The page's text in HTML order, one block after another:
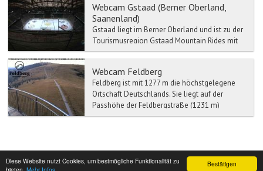
Bestätigen
Diese Website nutzt Cookies, um bestmögliche Funktionalität zu
Webcam Gstaad (Berner Oberland,
Saanenland)
Gstaad liegt im Berner Oberland und ist zu der
Tourismusregion Gstaad Mountain Rides mit
Zweisimmen, Saanen, Schönried etc.
Webcam Feldberg
Feldberg ist mit 1277 m die höchstgelegene
Ortschaft Deutschlands. Sie liegt auf der
Passhöhe der Feldbergstraße (1231 m)
zwischen dem Wiesental im...